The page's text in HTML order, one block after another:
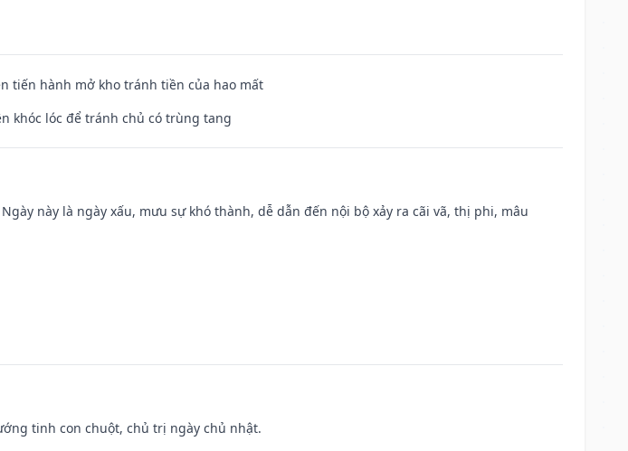
tiến hành mở kho tránh tiền của hao mất
khóc lóc để tránh chủ có trùng tang
này là ngày xấu, mưu sự khó thành, dễ dẫn đến nội bộ xảy ra cãi vã, thị phi, mâu
tinh con chuột, chủ trị ngày chủ nhật.